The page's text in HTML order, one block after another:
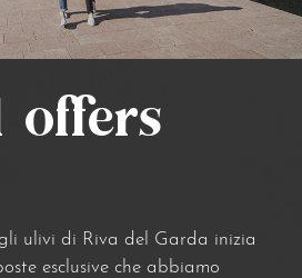
offers
ulivi di Riva del Garda inizia
esclusive che abbiamo